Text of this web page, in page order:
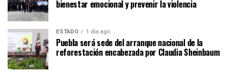
bienestar emocional y prevenir la violencia
ESTADO 1 día ago
Puebla será sede del arranque nacional de la
reforestación encabezada por Claudia Sheinbaum